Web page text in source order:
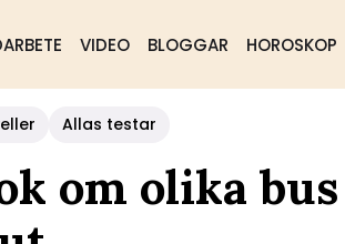
VIDEO BLOGGAR HOROSKOP
Allas testar
om olika bus